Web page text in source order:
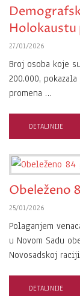
27/01/2026
Broj osoba koje
200.000,
promena …
DETALJNIJE
Obeleženo
25/01/2026
Polaganjem
u Novom Sadu
Novosadskoj
DETALJNIJE